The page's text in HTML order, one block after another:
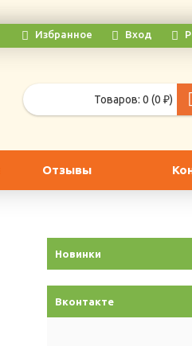
Избранное Вход
Товаров: 0 (0 ₽)
Отзывы
Новинки
Вконтакте